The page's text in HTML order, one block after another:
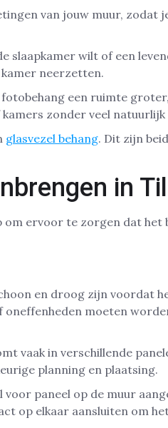
van jouw muur, zodat
slaapkamer wilt of een
neerzetten.
fotobehang een ruimte
zonder veel natuurlijk
glasvezel behang. Dit zijn
in
om ervoor te zorgen dat het
en droog zijn voordat
oneffenheden moeten
vaak in verschillende
planning en plaatsing.
paneel op de muur
op elkaar aansluiten om